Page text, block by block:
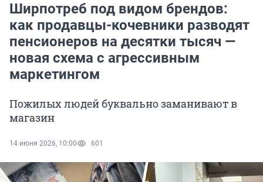
Ширпотреб под видом брендов:
как продавцы-кочевники разводят
пенсионеров на десятки тысяч —
новая схема с агрессивным
маркетингом
Пожилых людей буквально заманивают в
магазин
14 июня 2026, 10:00 601